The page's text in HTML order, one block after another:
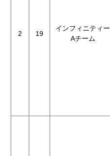
2 19
インフィニティー
Aチーム